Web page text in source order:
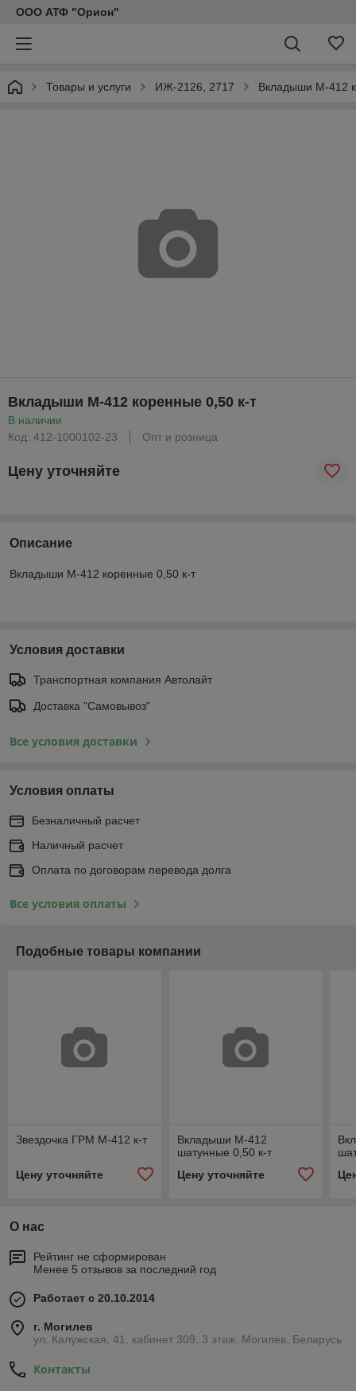
ООО АТФ "Орион"
Товары и услуги ИЖ-2126, 2717 Вкладыши М-412
Вкладыши М-412 коренные 0,50 к-т
В наличии
Код: 412-1000102-23
Опт и розница
Цену уточняйте
Описание
Вкладыши М-412 коренные 0,50 к-т
Условия доставки
Транспортная компания Автолайт
Доставка "Самовывоз"
Все условия доставки
Условия оплаты
Безналичный расчет
Наличный расчет
Оплата по договорам перевода долга
Все условия оплаты
Подобные товары компании
Звездочка ГРМ М-412 к-т
Цену уточняйте
Вкладыши М-412
шатунные 0,50 к-т
Цену уточняйте
О нас
Рейтинг не сформирован
Менее 5 отзывов за последний год
Работает с 20.10.2014
г. Могилев
ул. Калужская, 41, кабинет 309, 3 этаж, Могилев, Беларусь
Контакты